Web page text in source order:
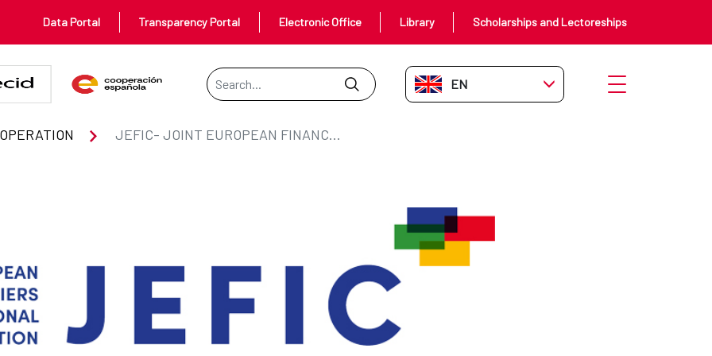
FOR INTERNATIONAL COOPERATION
Data Portal Transparency Portal Electronic Office Library Scholarships and Lectoreships
Search Bar
EN-GB Open menu
JEFIC- JOINT EUROPEAN FINANCERS FOR INTERNATIONAL COOPERATION